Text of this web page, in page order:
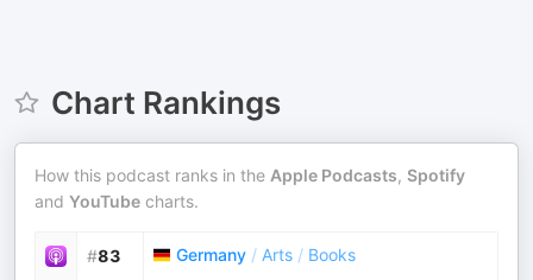
Chart Rankings
How this podcast ranks in the Apple Podcasts, Spotify
and YouTube charts.
#83 Germany / Arts / Books